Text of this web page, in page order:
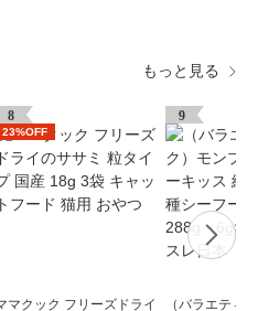
もっと見る
8
23%OFF
マクック フリーズドライ
9
（バラエティ